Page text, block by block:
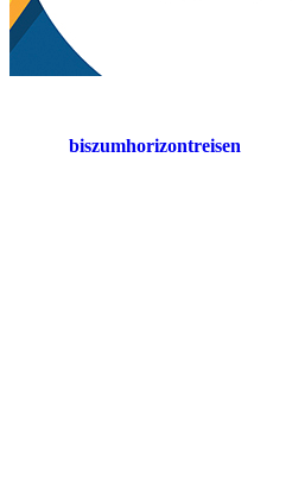
biszumhorizontreisen